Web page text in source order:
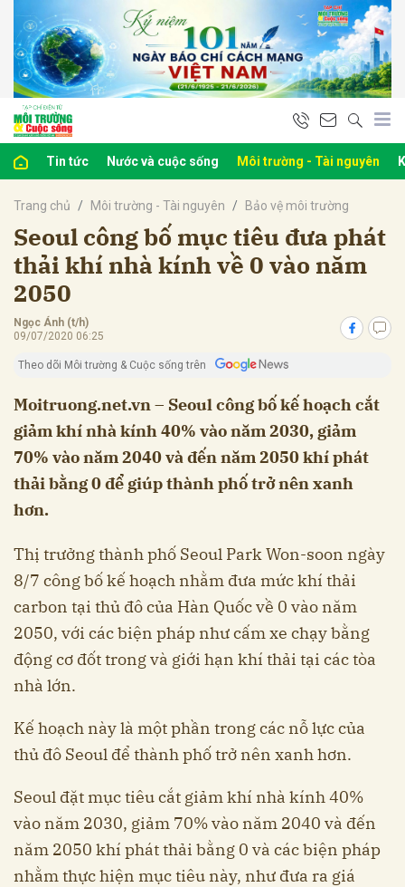
Tin tức Nước và cuộc sống Môi trường - Tài nguyên
Trang chủ Môi trường - Tài nguyên Bảo vệ môi trường
Seoul công bố mục tiêu đưa phát
thải khí nhà kính về 0 vào năm
2050
Ngọc Ánh (t/h)
09/07/2020 06:25
Theo dõi Môi trường & Cuộc sống trên
Moitruong.net.vn – Seoul công bố kế hoạch cắt
giảm khí nhà kính 40% vào năm 2030, giảm
70% vào năm 2040 và đến năm 2050 khí phát
thải bằng 0 để giúp thành phố trở nên xanh
hơn.
Thị trưởng thành phố Seoul Park Won-soon ngày
8/7 công bố kế hoạch nhằm đưa mức khí thải
carbon tại thủ đô của Hàn Quốc về 0 vào năm
2050, với các biện pháp như cấm xe chạy bằng
động cơ đốt trong và giới hạn khí thải tại các tòa
nhà lớn.
Kế hoạch này là một phần trong các nỗ lực của
thủ đô Seoul để thành phố trở nên xanh hơn.
Seoul đặt mục tiêu cắt giảm khí nhà kính 40%
vào năm 2030, giảm 70% vào năm 2040 và đến
năm 2050 khí phát thải bằng 0 và các biện pháp
nhằm thực hiện mục tiêu này, như đưa ra giá
luận